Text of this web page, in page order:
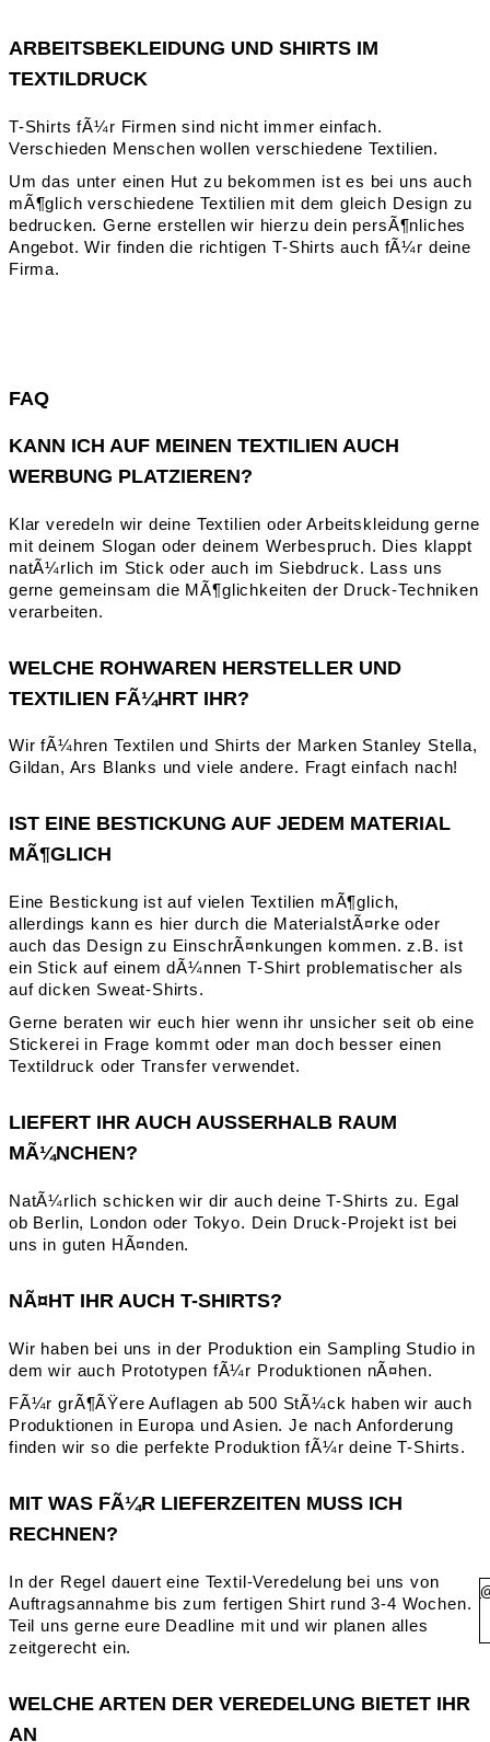
ARBEITSBEKLEIDUNG UND SHIRTS IM
TEXTILDRUCK
T-Shirts fÃ¼r Firmen sind nicht immer einfach.
Verschieden Menschen wollen verschiedene Textilien.
Um das unter einen Hut zu bekommen ist es bei uns auch
mÃ¶glich verschiedene Textilien mit dem gleich Design zu
bedrucken. Gerne erstellen wir hierzu dein persÃ¶nliches
Angebot. Wir finden die richtigen T-Shirts auch fÃ¼r deine
Firma.
FAQ
KANN ICH AUF MEINEN TEXTILIEN AUCH
WERBUNG PLATZIEREN?
Klar veredeln wir deine Textilien oder Arbeitskleidung gerne
mit deinem Slogan oder deinem Werbespruch. Dies klappt
natÃ¼rlich im Stick oder auch im Siebdruck. Lass uns
gerne gemeinsam die MÃ¶glichkeiten der Druck-Techniken
verarbeiten.
WELCHE ROHWAREN HERSTELLER UND
TEXTILIEN FÃ¼HRT IHR?
Wir fÃ¼hren Textilen und Shirts der Marken Stanley Stella,
Gildan, Ars Blanks und viele andere. Fragt einfach nach!
IST EINE BESTICKUNG AUF JEDEM MATERIAL
MÃ¶GLICH
Eine Bestickung ist auf vielen Textilien mÃ¶glich,
allerdings kann es hier durch die MaterialstÃ¤rke oder
auch das Design zu EinschrÃ¤nkungen kommen. z.B. ist
ein Stick auf einem dÃ¼nnen T-Shirt problematischer als
auf dicken Sweat-Shirts.
Gerne beraten wir euch hier wenn ihr unsicher seit ob eine
Stickerei in Frage kommt oder man doch besser einen
Textildruck oder Transfer verwendet.
LIEFERT IHR AUCH AUSSERHALB RAUM
MÃ¼NCHEN?
NatÃ¼rlich schicken wir dir auch deine T-Shirts zu. Egal
ob Berlin, London oder Tokyo. Dein Druck-Projekt ist bei
uns in guten HÃ¤nden.
NÃ¤HT IHR AUCH T-SHIRTS?
Wir haben bei uns in der Produktion ein Sampling Studio in
dem wir auch Prototypen fÃ¼r Produktionen nÃ¤hen.
FÃ¼r grÃ¶ÃŸere Auflagen ab 500 StÃ¼ck haben wir auch
Produktionen in Europa und Asien. Je nach Anforderung
finden wir so die perfekte Produktion fÃ¼r deine T-Shirts.
MIT WAS FÃ¼R LIEFERZEITEN MUSS ICH
RECHNEN?
In der Regel dauert eine Textil-Veredelung bei uns von
Auftragsannahme bis zum fertigen Shirt rund 3-4 Wochen.
Teil uns gerne eure Deadline mit und wir planen alles
zeitgerecht ein.
WELCHE ARTEN DER VEREDELUNG BIETET IHR
AN